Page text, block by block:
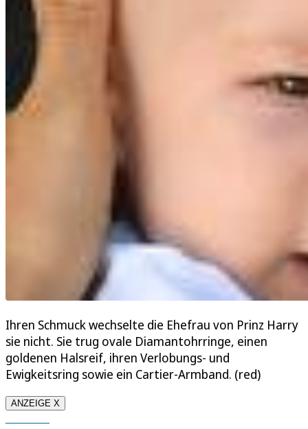
Ihren Schmuck wechselte die Ehefrau von Prinz Harry
sie nicht. Sie trug ovale Diamantohrringe, einen
goldenen Halsreif, ihren Verlobungs- und
Ewigkeitsring sowie ein Cartier-Armband. (red)
ANZEIGE X